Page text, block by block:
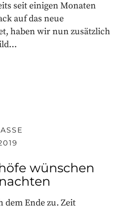
seit einigen Monaten
auf das neue
haben wir nun zusätzlich
wünschen
dem Ende zu. Zeit